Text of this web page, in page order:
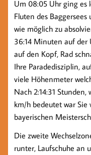
Um 08:05 Uhr ging es
Fluten des
wie möglich zu
36:14 Minuten auf der
auf den Kopf, Rad
Ihre Paradedisziplin,
viele Höhenmeter
Nach 2:14:31
km/h bedeutet war Sie
bayerischen
Die zweite
runter, Laufschuhe an